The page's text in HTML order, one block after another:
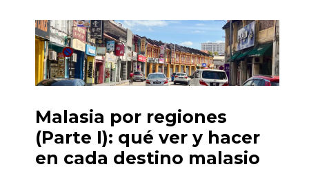
Malasia por regiones
(Parte I): qué ver y hacer
en cada destino malasio